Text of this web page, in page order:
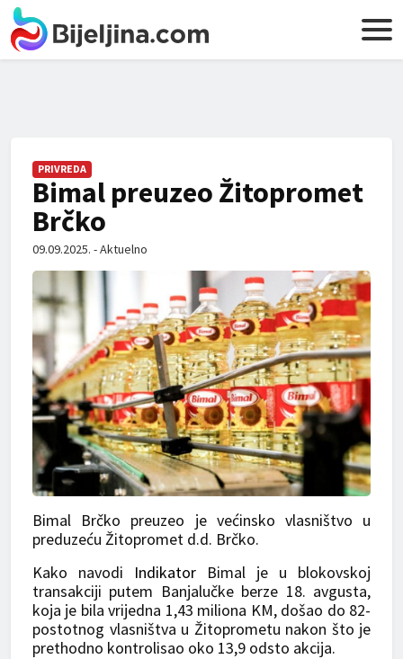
PRIVREDA
Bimal preuzeo Žitopromet
Brčko
09.09.2025. - Aktuelno
Bimal Brčko preuzeo je većinsko vlasništvo u
preduzeću Žitopromet d.d. Brčko.
Kako navodi Indikator Bimal je u blokovskoj
transakciji putem Banjalučke berze 18. avgusta,
koja je bila vrijedna 1,43 miliona KM, došao do 82-
postotnog vlasništva u Žitoprometu nakon što je
prethodno kontrolisao oko 13,9 odsto akcija.